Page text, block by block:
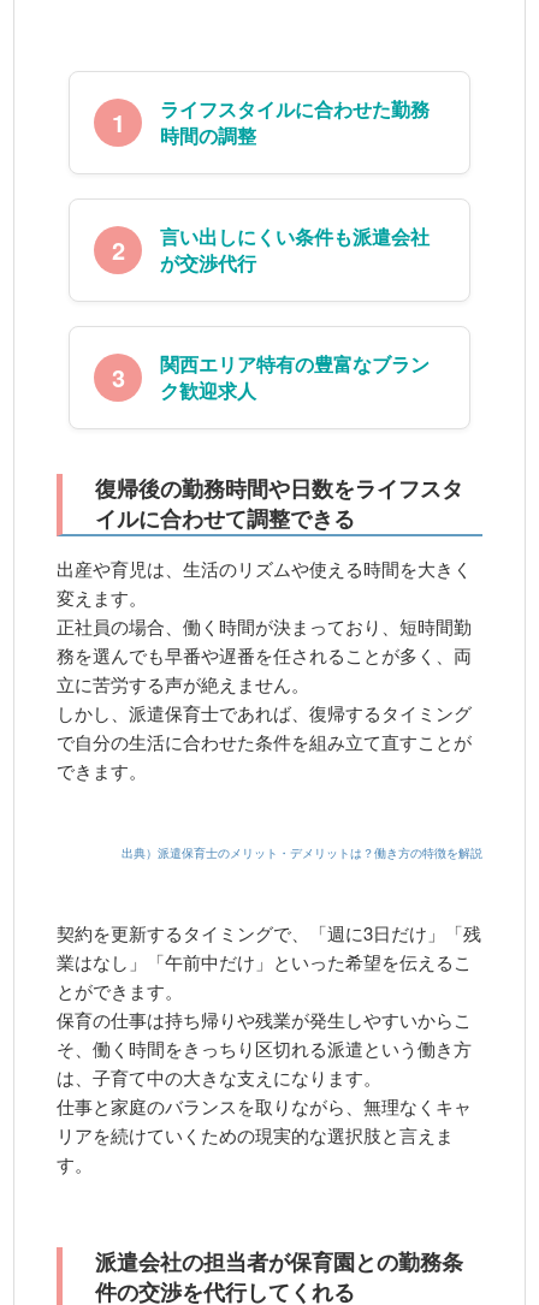
1
ライフスタイルに合わせた勤務
時間の調整
2
言い出しにくい条件も派遣会社
が交渉代行
3
関西エリア特有の豊富なブラン
ク歓迎求人
復帰後の勤務時間や日数をライフスタ
イルに合わせて調整できる
出産や育児は、生活のリズムや使える時間を大きく
変えます。
正社員の場合、働く時間が決まっており、短時間勤
務を選んでも早番や遅番を任されることが多く、両
立に苦労する声が絶えません。
しかし、派遣保育士であれば、復帰するタイミング
で自分の生活に合わせた条件を組み立て直すことが
できます。
出典）派遣保育士のメリット・デメリットは？働き方の特徴を解説
契約を更新するタイミングで、「週に3日だけ」「残
業はなし」「午前中だけ」といった希望を伝えるこ
とができます。
保育の仕事は持ち帰りや残業が発生しやすいからこ
そ、働く時間をきっちり区切れる派遣という働き方
は、子育て中の大きな支えになります。
仕事と家庭のバランスを取りながら、無理なくキャ
リアを続けていくための現実的な選択肢と言えま
す。
派遣会社の担当者が保育園との勤務条
件の交渉を代行してくれる